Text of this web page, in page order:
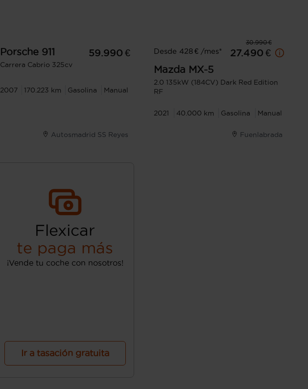
Porsche 911
Carrera Cabrio 325cv
59.990 €
2007 170.223 km Gasolina Manual
Autosmadrid SS Reyes
30.990 €
Desde 428 € /mes*
27.490 €
Mazda MX-5
2.0 135kW (184CV) Dark Red Edition
RF
2021 40.000 km Gasolina Manual
Fuenlabrada
Flexicar
te paga más
¡Vende tu coche con nosotros!
Ir a tasación gratuita